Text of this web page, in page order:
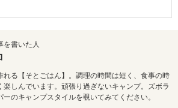
を書いた人
れる【そとごはん】。調理の時間は短く、食事の時
楽しんでいます。頑張り過ぎないキャンプ。ズボラ
ーのキャンプスタイルを覗いてみてください。